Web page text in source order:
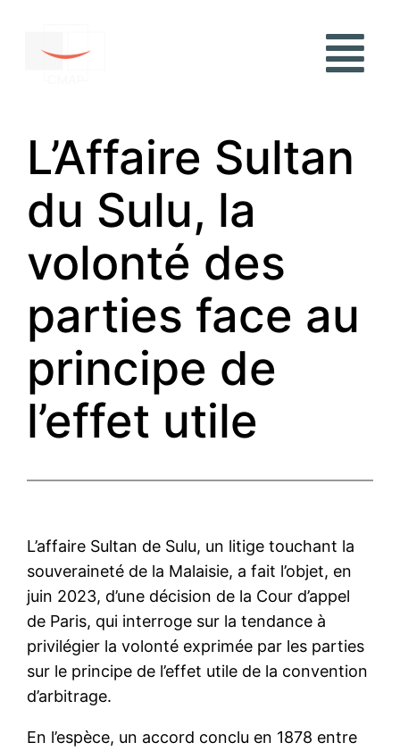
L’Affaire Sultan
du Sulu, la
volonté des
parties face au
principe de
l’effet utile
L’affaire Sultan de Sulu, un litige touchant la
souveraineté de la Malaisie, a fait l’objet, en
juin 2023, d’une décision de la Cour d’appel
de Paris, qui interroge sur la tendance à
privilégier la volonté exprimée par les parties
sur le principe de l’effet utile de la convention
d’arbitrage.
En l’espèce, un accord conclu en 1878 entre